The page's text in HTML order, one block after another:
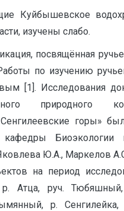
Куйбышевское
изучены слабо.
посвящённая
по изучению
[1]. Исследования
природного
горы»
кафедры Биоэкологии
Ю.А., Маркелов
на период
Атца, руч.
р. Сенгилейка,